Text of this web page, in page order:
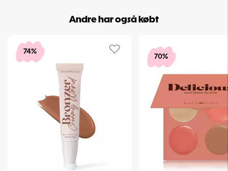
undgå, at vandet løber ned i limen indeni skaftet.
• Sæt med fem makeupbørster og en powder puff
• Bløde, syntetisk hår
Andre har også købt
74%
70%